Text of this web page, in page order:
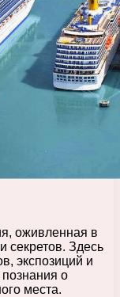
оживленная в
секретов. Здесь
экспозиций и
о
места.